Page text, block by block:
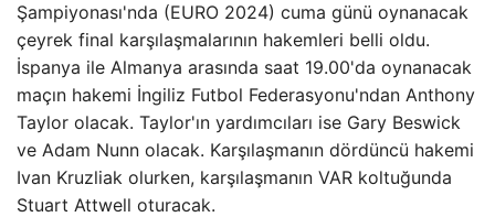
Şampiyonası'nda (EURO 2024) cuma günü oynanacak
çeyrek final karşılaşmalarının hakemleri belli oldu.
İspanya ile Almanya arasında saat 19.00'da oynanacak
maçın hakemi İngiliz Futbol Federasyonu'ndan Anthony
Taylor olacak. Taylor'ın yardımcıları ise Gary Beswick
ve Adam Nunn olacak. Karşılaşmanın dördüncü hakemi
Ivan Kruzliak olurken, karşılaşmanın VAR koltuğunda
Stuart Attwell oturacak.